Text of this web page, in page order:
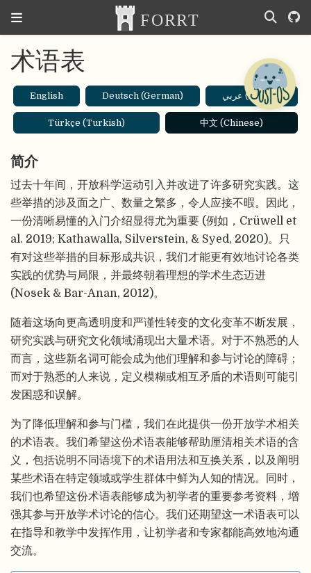
术语表
English Deutsch (German) عربي (Arabic)
Türkçe (Turkish) 中文 (Chinese)
简介
过去十年间，开放科学运动引入并改进了许多研究实践。这
些举措的涉及面之广、数量之繁多，令人应接不暇。因此，
一份清晰易懂的入门介绍显得尤为重要 (例如，Crüwell et
al. 2019; Kathawalla, Silverstein, & Syed, 2020)。只
有对这些举措的目标形成共识，我们才能更有效地讨论各类
实践的优势与局限，并最终朝着理想的学术生态迈进
(Nosek & Bar-Anan, 2012)。
随着这场向更高透明度和严谨性转变的文化变革不断发展，
研究实践与研究文化领域涌现出大量术语。对于不熟悉的人
而言，这些新名词可能会成为他们理解和参与讨论的障碍；
而对于熟悉的人来说，定义模糊或相互矛盾的术语则可能引
发困惑和误解。
为了降低理解和参与门槛，我们在此提供一份开放学术相关
的术语表。我们希望这份术语表能够帮助厘清相关术语的含
义，包括说明不同语境下的术语用法和互换关系，以及阐明
某些术语在特定领域或学生群体中鲜为人知的情况。同时，
我们也希望这份术语表能够成为初学者的重要参考资料，增
强其参与开放学术讨论的信心。我们还期望这一术语表可以
在指导和教学中发挥作用，让初学者和专家都能高效地沟通
交流。